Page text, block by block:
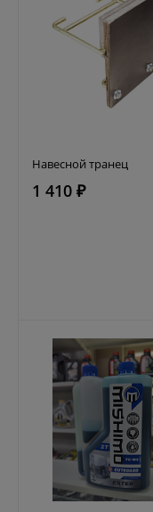
Навесной транец
1 410 ₽